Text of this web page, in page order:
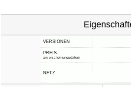
VERSIONEN
PREIS
am erscheinungsdatum
NETZ